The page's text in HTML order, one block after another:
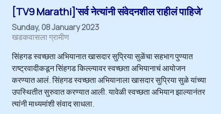
[TV9 Marathi]'सर्व नेत्यांनी संवेदनशील राहीलं पाहिजे'
Sunday, 08 January 2023
खडकवासला ग्रामीण
सिंहगड स्वच्छता अभियानात खासदार सुप्रिया सुळेंचा सहभाग पुण्यात
राष्ट्रवादीकडून सिंहगड किल्ल्यावर स्वच्छता अभियानाचं आयोजन
करण्यात आलं. सिंहगड स्वच्छता अभियानाला खासदार सुप्रिया सुळे यांच्या
उपस्थितीत सुरुवात करण्यात आली. यावेळी स्वच्छता अभियान झाल्यानंतर
त्यांनी माध्यमांशी संवाद साधला.